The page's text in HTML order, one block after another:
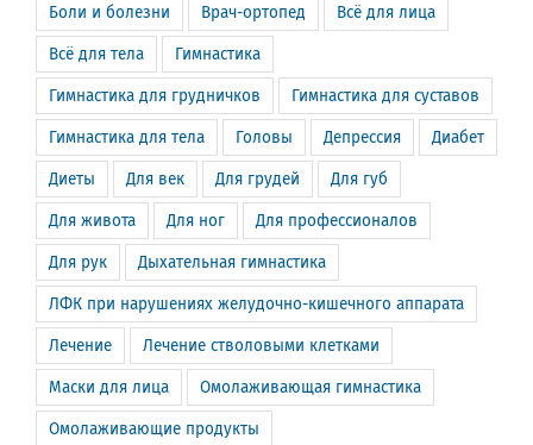
Боли и болезни Врач-ортопед Всё для лица
Всё для тела Гимнастика
Гимнастика для грудничков Гимнастика для суставов
Гимнастика для тела Головы Депрессия Диабет
Диеты Для век Для грудей Для губ
Для живота Для ног Для профессионалов
Для рук Дыхательная гимнастика
ЛФК при нарушениях желудочно-кишечного аппарата
Лечение Лечение стволовыми клетками
Маски для лица Омолаживающая гимнастика
Омолаживающие продукты